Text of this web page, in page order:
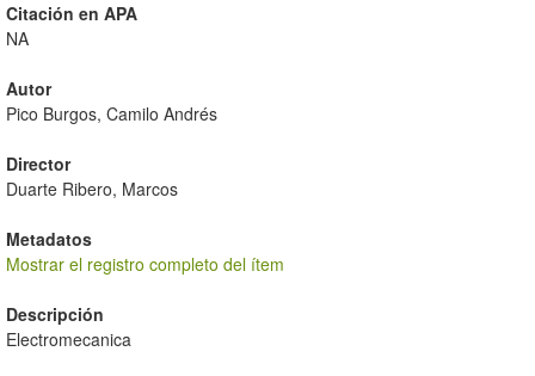
Citación en APA
NA
Autor
Pico Burgos, Camilo Andrés
Director
Duarte Ribero, Marcos
Metadatos
Mostrar el registro completo del ítem
Descripción
Electromecanica